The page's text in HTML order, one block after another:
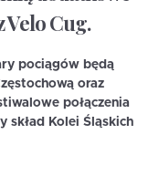
Velo Cug.
pociągów będą
oraz
połączenia
skład Kolei Śląskich